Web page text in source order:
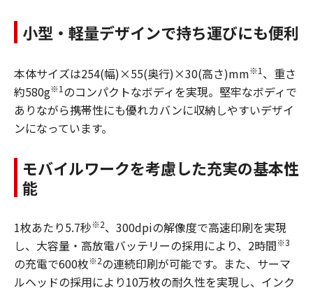
小型・軽量デザインで持ち運びにも便利
本体サイズは254(幅)×55(奥行)×30(高さ)mm※1 、重さ
約580g※1 のコンパクトなボディを実現。堅牢なボディで
ありながら携帯性にも優れカバンに収納しやすいデザイ
ンになっています。
モバイルワークを考慮した充実の基本性
能
1枚あたり5.7秒※2、300dpiの解像度で高速印刷を実現
し、大容量・高放電バッテリーの採用により、2時間※3
の充電で600枚※2の連続印刷が可能です。また、サーマ
ルヘッドの採用により10万枚の耐久性を実現し、インク